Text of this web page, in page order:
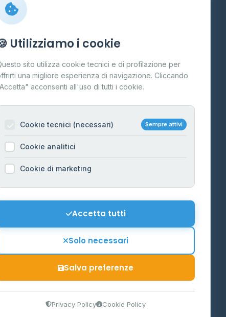
Contatti
Per gestori
Informazioni legali
Privacy Policy
Cookie Policy
Mappa del sito
Contattaci
Utilizziamo i cookie
sito utilizza cookie tecnici e di profilazione per
una migliore esperienza di navigazione. Cliccando
acconsenti all'uso di tutti i cookie.
Cookie tecnici (necessari) Sempre attivi
Cookie analitici
Cookie di marketing
Accetta tutti
Solo necessari
Salva preferenze
Privacy Policy Cookie Policy